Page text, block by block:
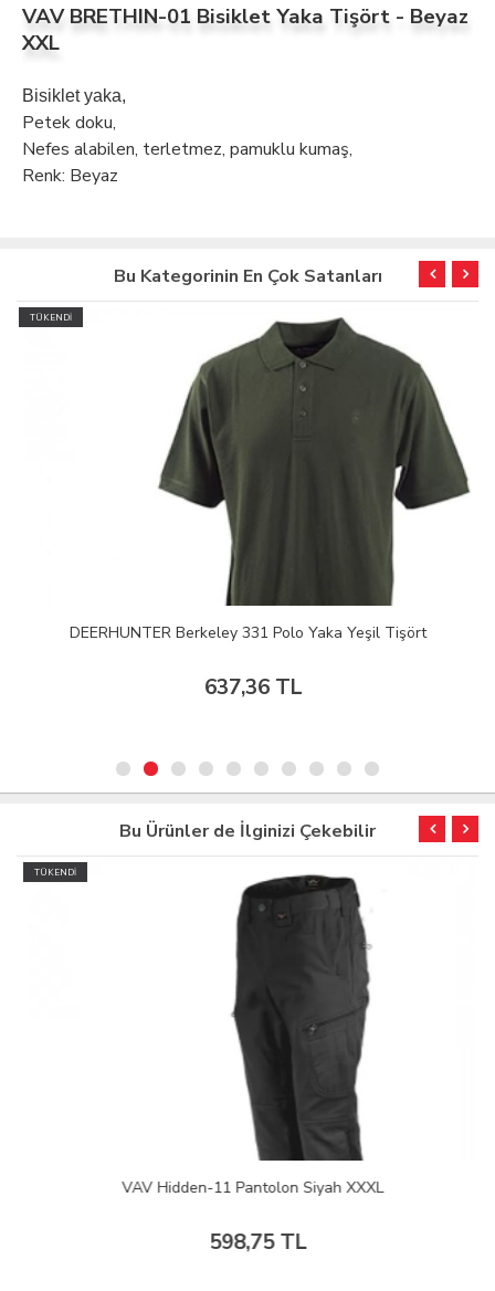
VAV BRETHIN-01 Bisiklet Yaka Tişört - Beyaz
XXL
Bisiklet yaka,
Petek doku,
Nefes alabilen, terletmez, pamuklu kumaş,
Renk: Beyaz
Bu Kategorinin En Çok Satanları
TÜKENDİ
DEERHUNTER Berkeley 331 Polo Yaka Yeşil Tişört
637,36 TL
Bu Ürünler de İlginizi Çekebilir
TÜKENDİ
VAV Hidden-11 Pantolon Siyah XXXL
598,75 TL